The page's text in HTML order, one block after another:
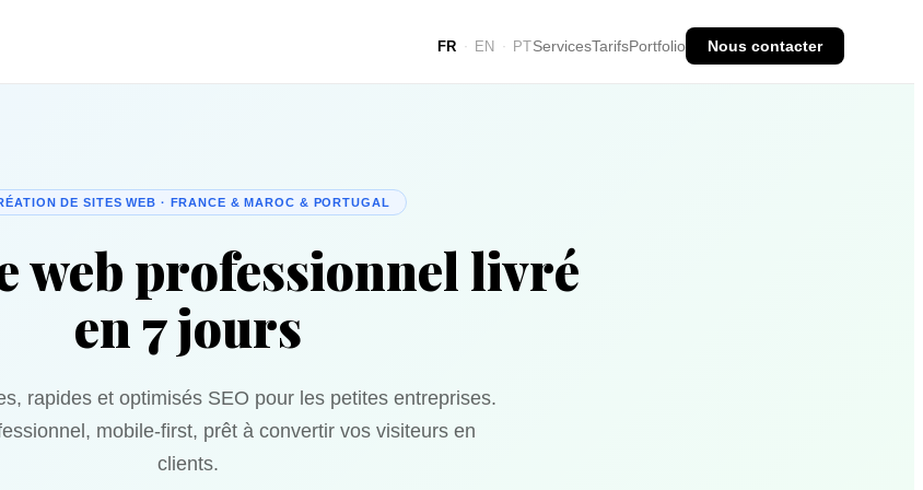
FR · EN · PTServicesTarifsPortfolio Nous contacter
DE SITES WEB · FRANCE & MAROC & PORTUGAL
web professionnel livré
en 7 jours
rapides et optimisés SEO pour les petites entreprises.
mobile-first, prêt à convertir vos visiteurs en
clients.